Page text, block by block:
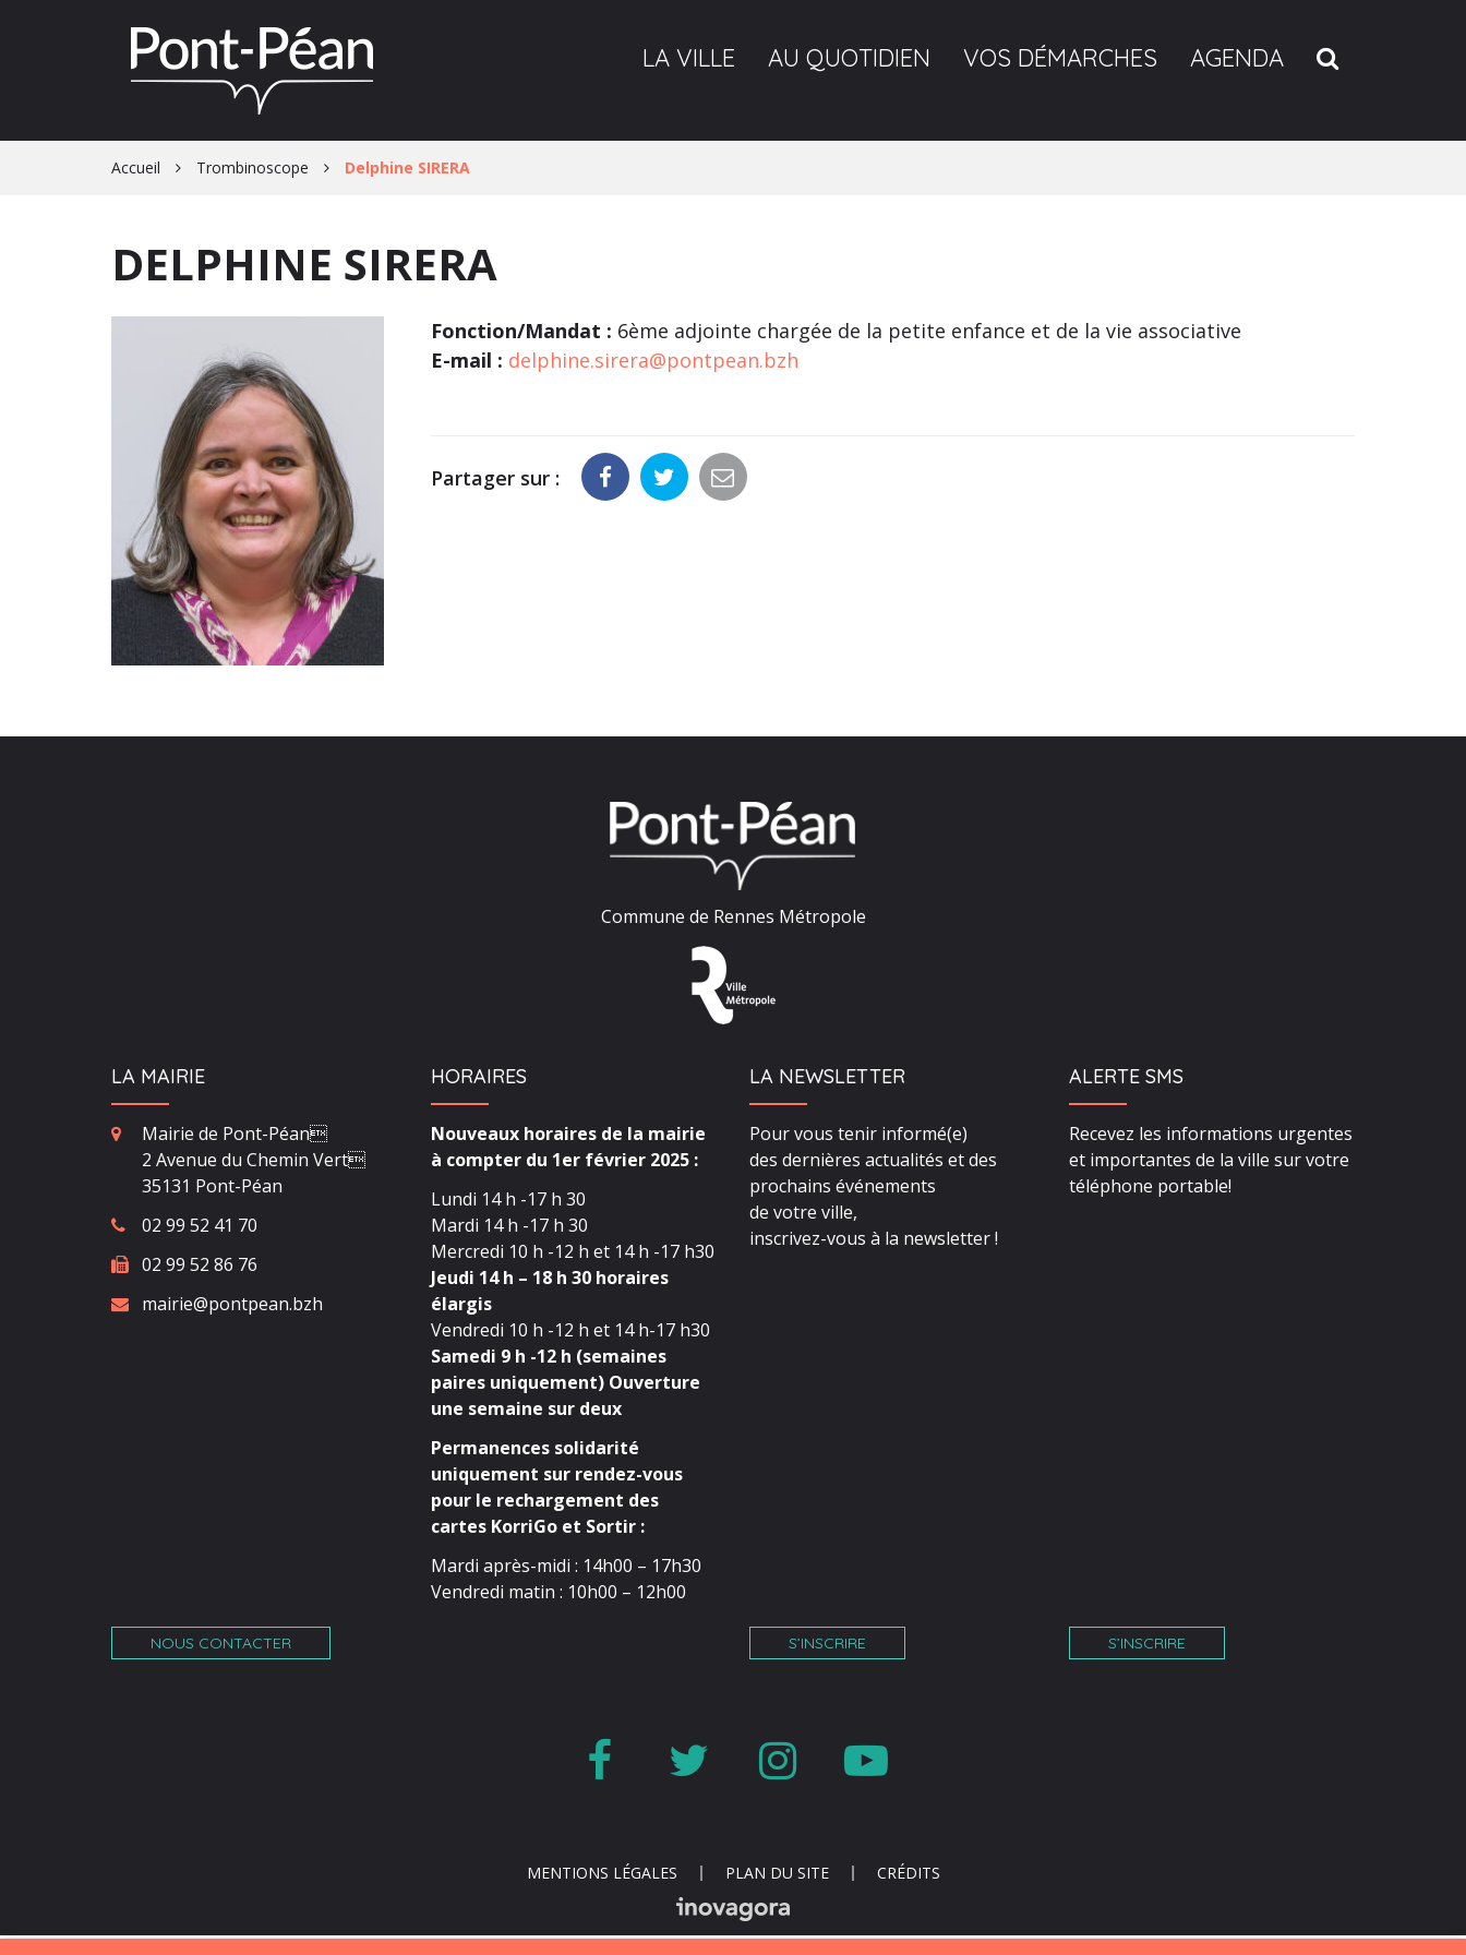
LA VILLE AU QUOTIDIEN VOS DÉMARCHES AGENDA
Accueil Trombinoscope Delphine SIRERA
DELPHINE SIRERA
Fonction/Mandat : 6ème adjointe chargée de la petite enfance et de la vie associative
E-mail : delphine.sirera@pontpean.bzh
Partager sur :
Commune de Rennes Métropole
LA MAIRIE
Mairie de Pont-Péan
2 Avenue du Chemin Vert
35131 Pont-Péan
02 99 52 41 70
02 99 52 86 76
mairie@pontpean.bzh
NOUS CONTACTER
HORAIRES
Nouveaux horaires de la mairie
à compter du 1er février 2025 :
Lundi 14 h -17 h 30
Mardi 14 h -17 h 30
Mercredi 10 h -12 h et 14 h -17 h30
Jeudi 14 h – 18 h 30 horaires
élargis
Vendredi 10 h -12 h et 14 h-17 h30
Samedi 9 h -12 h (semaines
paires uniquement) Ouverture
une semaine sur deux
Permanences solidarité
uniquement sur rendez-vous
pour le rechargement des
cartes KorriGo et Sortir :
Mardi après-midi : 14h00 – 17h30
Vendredi matin : 10h00 – 12h00
LA NEWSLETTER
Pour vous tenir informé(e)
des dernières actualités et des
prochains événements
de votre ville,
inscrivez-vous à la newsletter !
S’INSCRIRE
ALERTE SMS
Recevez les informations urgentes
et importantes de la ville sur votre
téléphone portable!
S’INSCRIRE
Lien
compte
Facebook
Lien
compte
Twitter
Lien
compte
Instagram
chaîne
Youtube
MENTIONS LÉGALES PLAN DU SITE CRÉDITS